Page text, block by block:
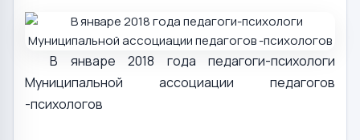
В январе 2018 года педагоги-психологи
Муниципальной ассоциации педагогов
-психологов